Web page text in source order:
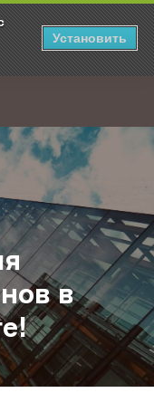
Установить
на единственную
в